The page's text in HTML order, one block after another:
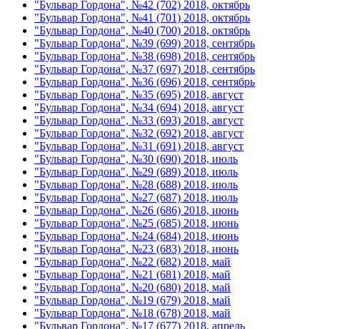
"Бульвар Гордона", №42 (702) 2018, октябрь
"Бульвар Гордона", №41 (701) 2018, октябрь
"Бульвар Гордона", №40 (700) 2018, октябрь
"Бульвар Гордона", №39 (699) 2018, сентябрь
"Бульвар Гордона", №38 (698) 2018, сентябрь
"Бульвар Гордона", №37 (697) 2018, сентябрь
"Бульвар Гордона", №36 (696) 2018, сентябрь
"Бульвар Гордона", №35 (695) 2018, август
"Бульвар Гордона", №34 (694) 2018, август
"Бульвар Гордона", №33 (693) 2018, август
"Бульвар Гордона", №32 (692) 2018, август
"Бульвар Гордона", №31 (691) 2018, август
"Бульвар Гордона", №30 (690) 2018, июль
"Бульвар Гордона", №29 (689) 2018, июль
"Бульвар Гордона", №28 (688) 2018, июль
"Бульвар Гордона", №27 (687) 2018, июль
"Бульвар Гордона", №26 (686) 2018, июнь
"Бульвар Гордона", №25 (685) 2018, июнь
"Бульвар Гордона", №24 (684) 2018, июнь
"Бульвар Гордона", №23 (683) 2018, июнь
"Бульвар Гордона", №22 (682) 2018, май
"Бульвар Гордона", №21 (681) 2018, май
"Бульвар Гордона", №20 (680) 2018, май
"Бульвар Гордона", №19 (679) 2018, май
"Бульвар Гордона", №18 (678) 2018, май
"Бульвар Гордона", №17 (677) 2018, апрель